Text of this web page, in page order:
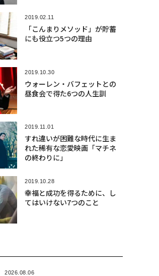
2019.02.11
「こんまりメソッド」が貯蓄
にも役立つ5つの理由
2019.10.30
ウォーレン・バフェットとの
昼食会で得た6つの人生訓
2019.11.01
すれ違いが困難な時代に生ま
れた稀有な恋愛映画「マチネ
の終わりに」
2019.10.28
幸福と成功を得るために、し
てはいけない7つのこと
2026.08.06